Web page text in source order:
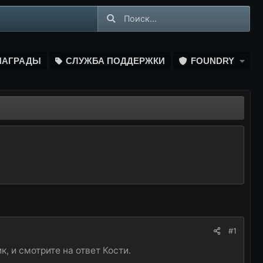
СЛУЖБА ПОДДЕРЖКИ FOUNDRY
#1
и смотрите на ответ Кости.